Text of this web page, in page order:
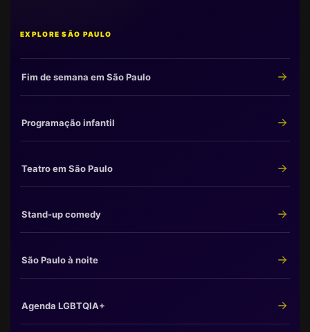
EXPLORE SÃO PAULO
Fim de semana em São Paulo
Programação infantil
Teatro em São Paulo
Stand-up comedy
São Paulo à noite
Agenda LGBTQIA+